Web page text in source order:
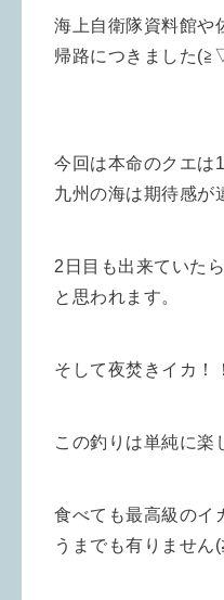
海上自衛隊資料館や
帰路につきました
今回は本命のクエは
九州の海は期待感が
2日目も出来ていた
と思われます。
そして夜焚きイカ！！
この釣りは単純に楽
食べても最高級のイ
うまでも有りませ